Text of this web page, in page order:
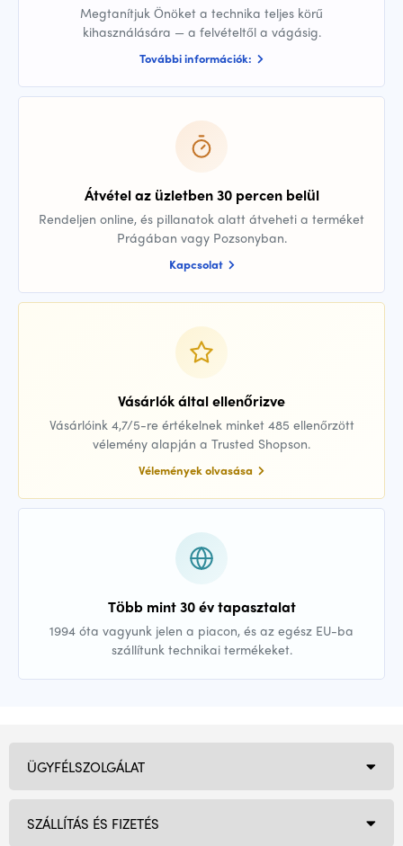
Megtanítjuk Önöket a technika teljes körű
kihasználására — a felvételtől a vágásig.
További információk:
Átvétel az üzletben 30 percen belül
Rendeljen online, és pillanatok alatt átveheti a terméket
Prágában vagy Pozsonyban.
Kapcsolat
Vásárlók által ellenőrizve
Vásárlóink 4,7/5-re értékelnek minket 485 ellenőrzött
vélemény alapján a Trusted Shopson.
Vélemények olvasása
Több mint 30 év tapasztalat
1994 óta vagyunk jelen a piacon, és az egész EU-ba
szállítunk technikai termékeket.
ÜGYFÉLSZOLGÁLAT
SZÁLLÍTÁS ÉS FIZETÉS